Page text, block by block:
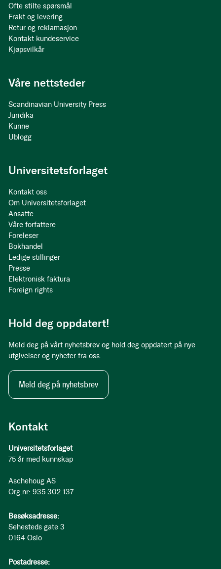
Kontakt
Universitetsforlaget
75 år med kunnskap
Aschehoug AS
Org.nr: 935 302 137
Besøksadresse:
Sehesteds gate 3
0164 Oslo
Postadresse:
Ofte stilte spørsmål
Frakt og levering
Retur og reklamasjon
Kontakt kundeservice
Kjøpsvilkår
Våre nettsteder
Scandinavian University Press
Juridika
Kunne
Ublogg
Universitetsforlaget
Kontakt oss
Om Universitetsforlaget
Ansatte
Våre forfattere
Foreleser
Bokhandel
Ledige stillinger
Presse
Elektronisk faktura
Foreign rights
Hold deg oppdatert!
Meld deg på vårt nyhetsbrev og hold deg oppdatert på nye
utgivelser og nyheter fra oss.
Meld deg på nyhetsbrev